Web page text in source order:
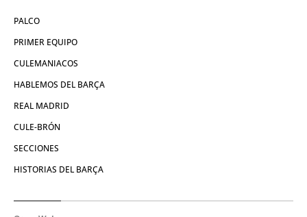
PALCO
PRIMER EQUIPO
CULEMANIACOS
HABLEMOS DEL BARÇA
REAL MADRID
CULE-BRÓN
SECCIONES
HISTORIAS DEL BARÇA